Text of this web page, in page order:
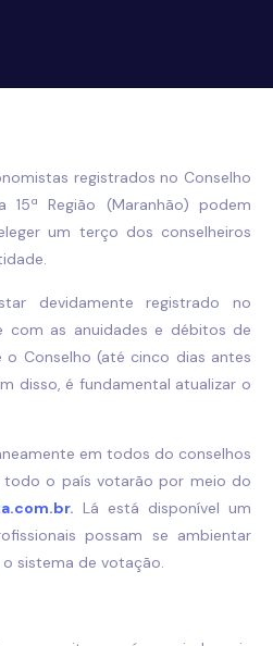
registrados no Conselho
15ª Região (Maranhão) podem
um terço dos conselheiros
devidamente registrado no
com as anuidades e débitos de
o Conselho (até cinco dias antes
disso, é fundamental atualizar o
em todos do conselhos
todo o país votarão por meio do
. Lá está disponível um
possam se ambientar
sistema de votação.